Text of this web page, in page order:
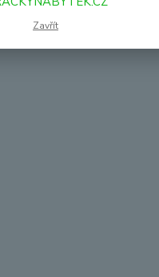
Zavřít